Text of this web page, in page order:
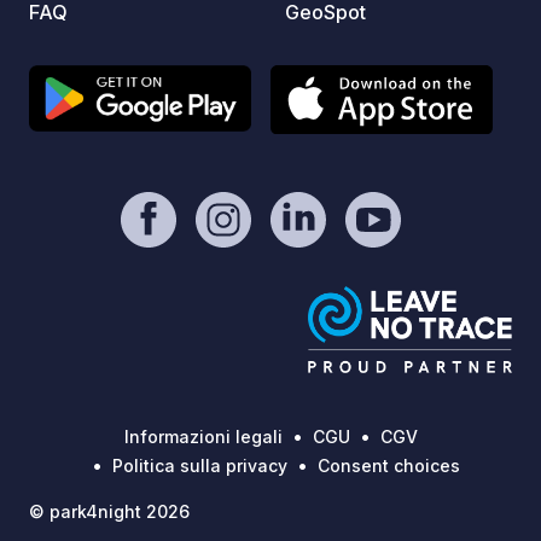
FAQ
GeoSpot
Informazioni legali CGU
CGV
Politica sulla privacy
Consent choices
© park4night 2026